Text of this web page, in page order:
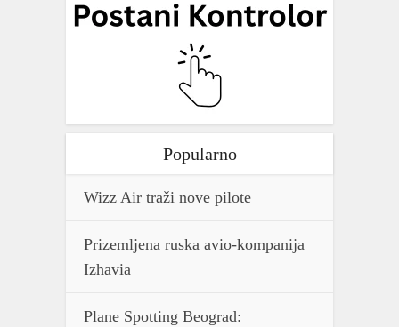
Popularno
Wizz Air traži nove pilote
Prizemljena ruska avio-kompanija
Izhavia
Plane Spotting Beograd: